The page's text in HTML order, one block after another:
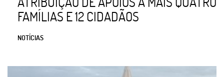
FAMÍLIAS E 12 CIDADÃOS
NOTÍCIAS